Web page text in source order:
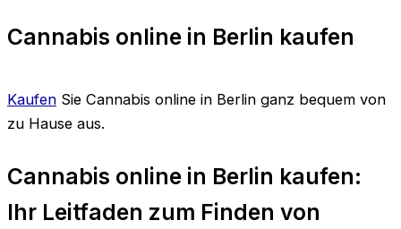
Cannabis online in Berlin kaufen
Kaufen Sie Cannabis online in Berlin ganz bequem von
zu Hause aus.
Cannabis online in Berlin kaufen:
Ihr Leitfaden zum Finden von